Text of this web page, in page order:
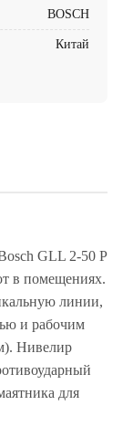
BOSCH
Китай
GLL 2-50 P
в помещениях.
линии,
и рабочим
Нивелир
для